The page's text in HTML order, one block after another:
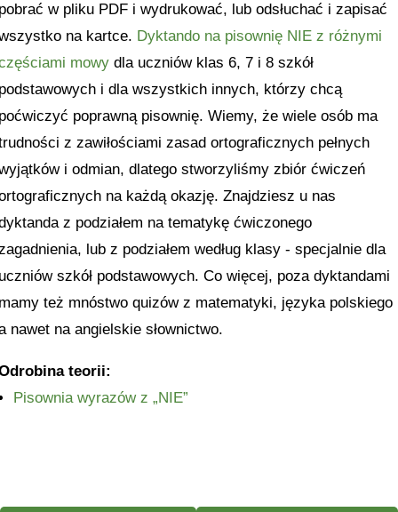
w pliku PDF i wydrukować, lub odsłuchać i zapisać
na kartce. Dyktando na pisownię NIE z różnymi
mowy dla uczniów klas 6, 7 i 8 szkół
i dla wszystkich innych, którzy chcą
poprawną pisownię. Wiemy, że wiele osób ma
z zawiłościami zasad ortograficznych pełnych
i odmian, dlatego stworzyliśmy zbiór ćwiczeń
na każdą okazję. Znajdziesz u nas
z podziałem na tematykę ćwiczonego
lub z podziałem według klasy - specjalnie dla
szkół podstawowych. Co więcej, poza dyktandami
też mnóstwo quizów z matematyki, języka polskiego
nawet na angielskie słownictwo.
teorii:
Pisownia wyrazów z „NIE”